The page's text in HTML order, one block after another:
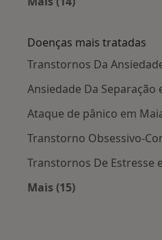
Doenças mais tratadas
Transtornos Da
Ansiedade Da Separação
Ataque de pânico em
Transtorno Obsessivo-
Transtornos De Estresse
Mais (15)